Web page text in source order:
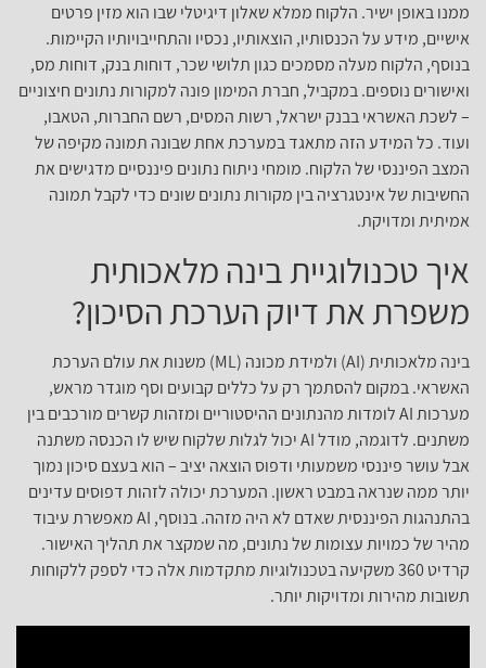
ממנו באופן ישיר. הלקוח ממלא שאלון דיגיטלי שבו הוא מזין פרטים
אישיים, מידע על הכנסותיו, הוצאותיו, נכסיו והתחייבויותיו הקיימות.
בנוסף, הלקוח מעלה מסמכים כגון תלושי שכר, דוחות בנק, דוחות מס,
ואישורים נוספים. במקביל, חברת המימון פונה למקורות נתונים חיצוניים
– לשכת האשראי בבנק ישראל, רשות המסים, רשם החברות, הטאבו,
ועוד. כל המידע הזה מתאגד במערכת אחת שבונה תמונה מקיפה של
המצב הפיננסי של הלקוח. מומחי ניתוח נתונים פיננסיים מדגישים את
החשיבות של אינטגרציה בין מקורות נתונים שונים כדי לקבל תמונה
אמיתית ומדויקת.
איך טכנולוגיית בינה מלאכותית
משפרת את דיוק הערכת הסיכון?
בינה מלאכותית (AI) ולמידת מכונה (ML) משנות את עולם הערכת
האשראי. במקום להסתמך רק על כללים קבועים וסף מוגדר מראש,
מערכות AI לומדות מהנתונים ההיסטוריים ומזהות קשרים מורכבים בין
משתנים. לדוגמה, מודל AI יכול לגלות שלקוח שיש לו הכנסה משתנה
אבל עושר פיננסי משמעותי ודפוס הוצאה יציב – הוא בעצם סיכון נמוך
יותר ממה שנראה במבט ראשון. המערכת יכולה לזהות דפוסים עדינים
בהתנהגות הפיננסית שאדם לא היה מזהה. בנוסף, AI מאפשרת עיבוד
מהיר של כמויות עצומות של נתונים, מה שמקצר את תהליך האישור.
קרדיט 360 משקיעה בטכנולוגיות מתקדמות אלה כדי לספק ללקוחות
תשובות מהירות ומדויקות יותר.